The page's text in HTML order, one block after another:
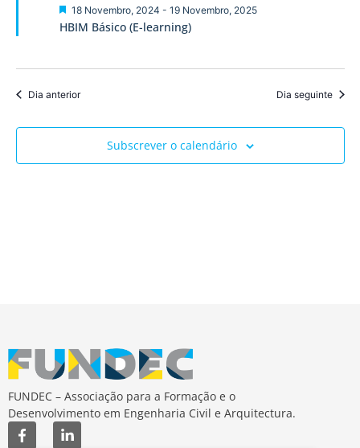
HBIM Básico (E-learning)
Destaque
18 Novembro, 2024 - 19 Novembro, 2025
Dia anterior Dia seguinte
Subscrever o calendário
FUNDEC – Associação para a Formação e o
Desenvolvimento em Engenharia Civil e Arquitectura.